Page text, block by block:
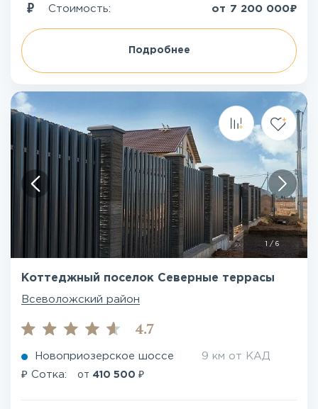
Стоимость: от 7 200 000₽
Подробнее
/ 6
Коттеджный поселок Северные террасы
Всеволожский район
4.7
Новоприозерское шоссе 9 км от КАД
₽ Сотка: от 410 500 ₽